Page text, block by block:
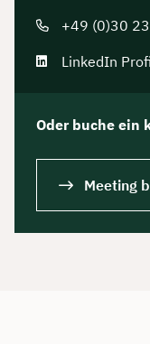
+49 (0)30
LinkedIn
Oder buche ein
Meeting